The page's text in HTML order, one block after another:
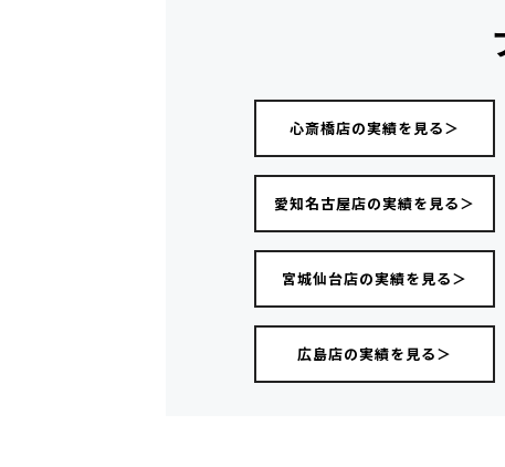
心斎橋店の実績を見る＞
愛知名古屋店の実績を見る＞
宮城仙台店の実績を見る＞
広島店の実績を見る＞